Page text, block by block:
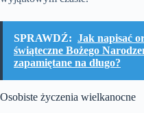
SPRAWDŹ: Jak napisać
świąteczne Bożego
zapamiętane na długo?
Osobiste życzenia wielkanocne